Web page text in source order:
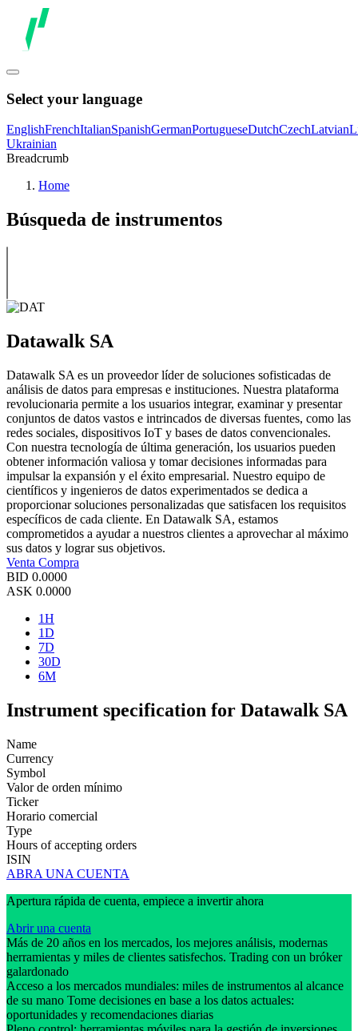
Select your language
EnglishFrenchItalianSpanishGermanPortugueseDutchCzechLatvian
Ukrainian
Breadcrumb
Home
Búsqueda de instrumentos
Datawalk SA
Datawalk SA es un proveedor líder de soluciones sofisticadas de
análisis de datos para empresas e instituciones. Nuestra plataforma
revolucionaria permite a los usuarios integrar, examinar y presentar
conjuntos de datos vastos e intrincados de diversas fuentes, como las
redes sociales, dispositivos IoT y bases de datos convencionales.
Con nuestra tecnología de última generación, los usuarios pueden
obtener información valiosa y tomar decisiones informadas para
impulsar la expansión y el éxito empresarial. Nuestro equipo de
científicos y ingenieros de datos experimentados se dedica a
proporcionar soluciones personalizadas que satisfacen los requisitos
específicos de cada cliente. En Datawalk SA, estamos
comprometidos a ayudar a nuestros clientes a aprovechar al máximo
sus datos y lograr sus objetivos.
Venta Compra
BID 0.0000
ASK 0.0000
1H
1D
7D
30D
6M
Instrument specification for Datawalk SA
Name
Currency
Symbol
Valor de orden mínimo
Ticker
Horario comercial
Type
Hours of accepting orders
ISIN
ABRA UNA CUENTA
Apertura rápida de cuenta, empiece a invertir ahora
Abrir una cuenta
Más de 20 años en los mercados, los mejores análisis, modernas
herramientas y miles de clientes satisfechos. Trading con un bróker
galardonado
Acceso a los mercados mundiales: miles de instrumentos al alcance
de su mano Tome decisiones en base a los datos actuales:
oportunidades y recomendaciones diarias